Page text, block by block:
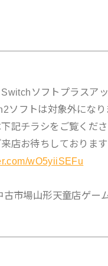
ソフトプラスア
ソフトは対象外になり
記チラシをご覧くだ
店お待ちしております
wO5yiiSEFu
市場山形天童店ゲー